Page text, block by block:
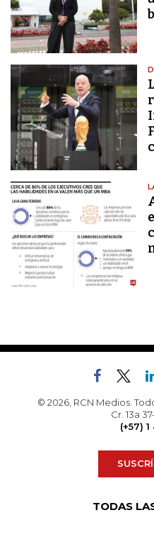
© 2026, RCN Medios.
Cr. 13a
(+57)
TODAS